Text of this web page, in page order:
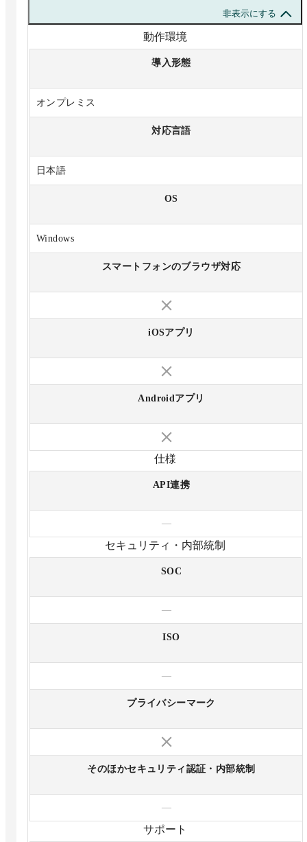
非表示にする
動作環境
導入形態
オンプレミス
対応言語
日本語
OS
Windows
スマートフォンのブラウザ対応
iOSアプリ
Androidアプリ
仕様
API連携
—
セキュリティ・内部統制
SOC
—
ISO
—
プライバシーマーク
そのほかセキュリティ認証・内部統制
—
サポート